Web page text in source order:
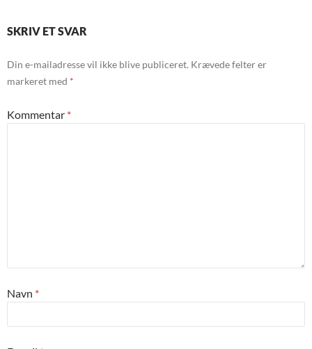
SKRIV ET SVAR
Din e-mailadresse vil ikke blive publiceret. Krævede felter er
markeret med *
Kommentar *
Navn *